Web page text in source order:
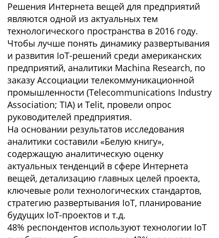
Решения Интернета вещей для предприятий
являются одной из актуальных тем
технологического пространства в 2016 году.
Чтобы лучше понять динамику развертывания
и развития IoT-решений среди американских
предприятий, аналитики Machina Research, по
заказу Ассоциации телекоммуникационной
промышленности (Telecommunications Industry
Association; TIA) и Telit, провели опрос
руководителей предприятия.
На основании результатов исследования
аналитики составили «Белую книгу»,
содержащую аналитическую оценку
актуальных тенденций в сфере Интернета
вещей, детализацию главных целей проекта,
ключевые роли технологических стандартов,
стратегию развертывания IoT, планирование
будущих IoT-проектов и т.д.
48% респондентов используют технологии IoT